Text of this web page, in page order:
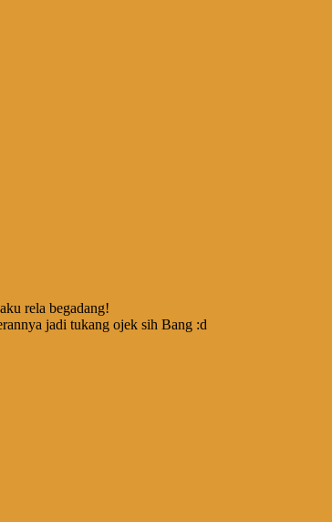
rela begadang!
jadi tukang ojek sih Bang :d